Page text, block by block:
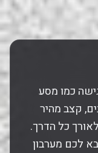
כמו מסע
קצב מהיר
כל הדרך.
לכם מערבון